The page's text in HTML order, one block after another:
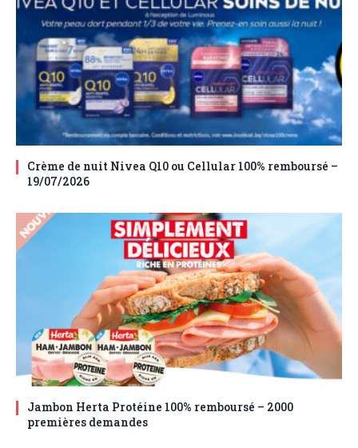
Crème de nuit Nivea Q10 ou Cellular 100% remboursé –
19/07/2026
Jambon Herta Protéine 100% remboursé – 2000
premières demandes